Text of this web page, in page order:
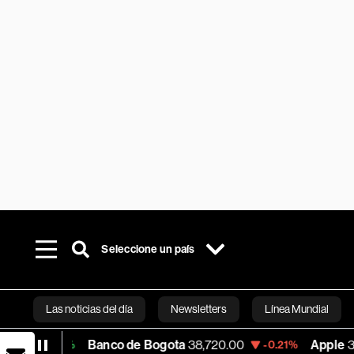
Seleccione un país
Las noticias del día Newsletters Línea Mundial
Bloomberg
Banco de Bogota 38,720.00 -0.21% Apple 310.94